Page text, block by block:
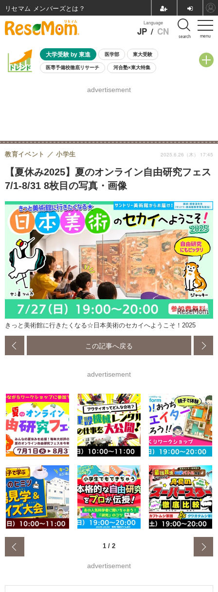
menu
Language
JP / CN search
大学受験 by 東進 医学部 東大受験
医専予備校徹底リサーチ 河合塾×東大特集
8月開催学校説明会・相談会
advertisement
【夏休み2025】夏のオンライン自由研究フェス
7/1-8/31 8枚目の写真・画像
教育イベント 小学生 2025.6.26（木） 17:45
きっと美術館に行きたくなる☆日本美術のセカイへようこそ！2025
この記事へ戻る
advertisement
1 / 2
advertisement
リセマム メンバーズ